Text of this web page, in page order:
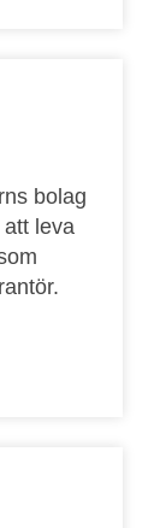
bolag
leva